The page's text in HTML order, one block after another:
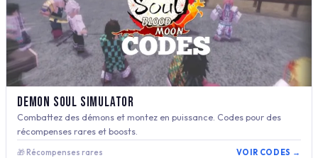
Demon Soul Simulator
Combattez des démons et montez en puissance. Codes pour des
récompenses rares et boosts.
🎁 Récompenses rares VOIR CODES →